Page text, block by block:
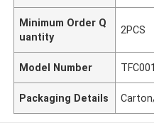
Minimum Order Q
uantity
2PCS
Model Number TFC001
Packaging Details